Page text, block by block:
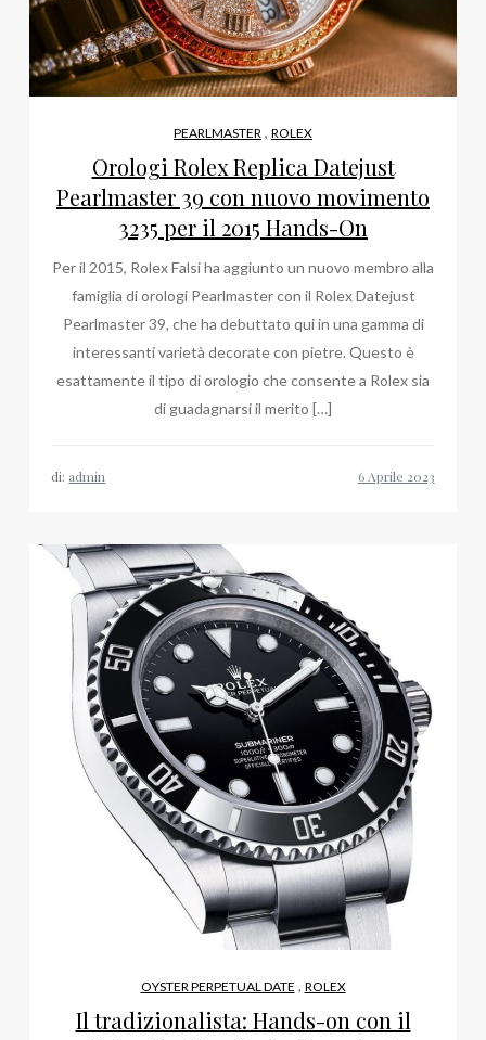
PEARLMASTER , ROLEX
Orologi Rolex Replica Datejust
Pearlmaster 39 con nuovo movimento
3235 per il 2015 Hands-On
Per il 2015, Rolex Falsi ha aggiunto un nuovo membro alla
famiglia di orologi Pearlmaster con il Rolex Datejust
Pearlmaster 39, che ha debuttato qui in una gamma di
interessanti varietà decorate con pietre. Questo è
esattamente il tipo di orologio che consente a Rolex sia
di guadagnarsi il merito […]
di: admin
OYSTER PERPETUAL DATE , ROLEX
Il tradizionalista: Hands-on con il